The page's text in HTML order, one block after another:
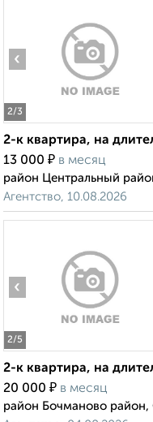
2/3
‹
2-к квартира, на
13 000 ₽ в месяц
район Центральный
Агентство, 10.08.2026
2/5
‹
2-к квартира, на
20 000 ₽ в месяц
район Бочманово